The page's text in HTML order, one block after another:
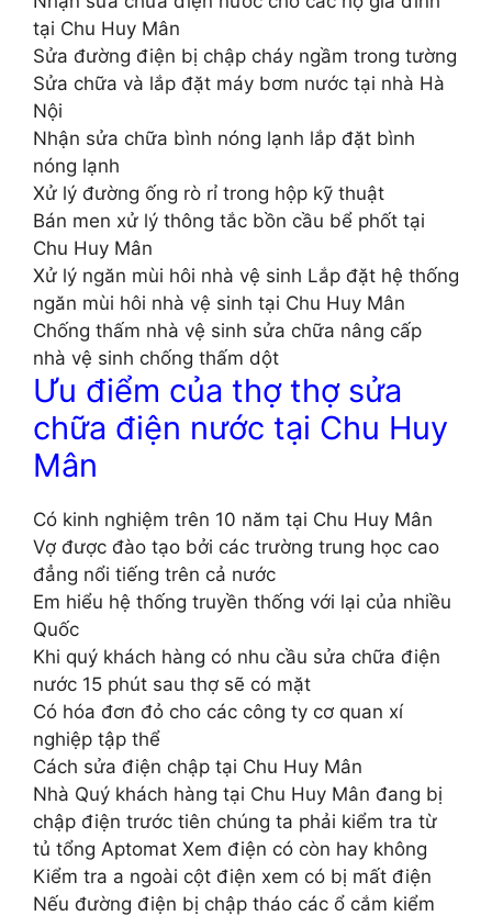
tại Chu Huy Mân
Sửa đường điện bị chập cháy ngầm trong tường
Sửa chữa và lắp đặt máy bơm nước tại nhà Hà
Nội
Nhận sửa chữa bình nóng lạnh lắp đặt bình
nóng lạnh
Xử lý đường ống rò rỉ trong hộp kỹ thuật
Bán men xử lý thông tắc bồn cầu bể phốt tại
Chu Huy Mân
Xử lý ngăn mùi hôi nhà vệ sinh Lắp đặt hệ thống
ngăn mùi hôi nhà vệ sinh tại Chu Huy Mân
Chống thấm nhà vệ sinh sửa chữa nâng cấp
nhà vệ sinh chống thấm dột
Ưu điểm của thợ thợ sửa
chữa điện nước tại Chu Huy
Mân
Có kinh nghiệm trên 10 năm tại Chu Huy Mân
Vợ được đào tạo bởi các trường trung học cao
đẳng nổi tiếng trên cả nước
Em hiểu hệ thống truyền thống với lại của nhiều
Quốc
Khi quý khách hàng có nhu cầu sửa chữa điện
nước 15 phút sau thợ sẽ có mặt
Có hóa đơn đỏ cho các công ty cơ quan xí
nghiệp tập thể
Cách sửa điện chập tại Chu Huy Mân
Nhà Quý khách hàng tại Chu Huy Mân đang bị
chập điện trước tiên chúng ta phải kiểm tra từ
tủ tổng Aptomat Xem điện có còn hay không
Kiểm tra a ngoài cột điện xem có bị mất điện
Nếu đường điện bị chập tháo các ổ cắm kiểm